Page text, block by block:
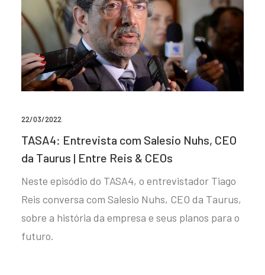
22/03/2022
TASA4: Entrevista com Salesio Nuhs, CEO
da Taurus | Entre Reis & CEOs
Neste episódio do TASA4, o entrevistador Tiago
Reis conversa com Salesio Nuhs, CEO da Taurus,
sobre a história da empresa e seus planos para o
futuro.